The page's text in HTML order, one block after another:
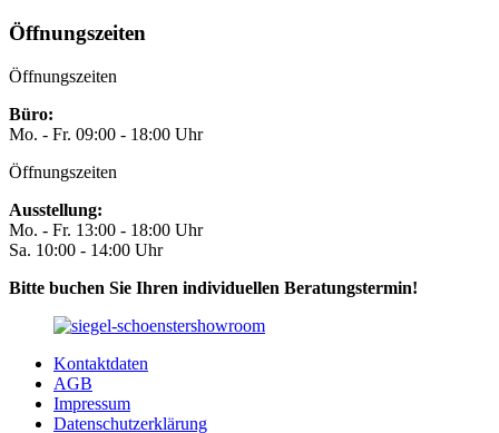
Öffnungszeiten
Öffnungszeiten
Büro:
Mo. - Fr. 09:00 - 18:00 Uhr
Öffnungszeiten
Ausstellung:
Mo. - Fr. 13:00 - 18:00 Uhr
Sa. 10:00 - 14:00 Uhr
Bitte buchen Sie Ihren individuellen Beratungstermin!
Kontaktdaten
AGB
Impressum
Datenschutzerklärung